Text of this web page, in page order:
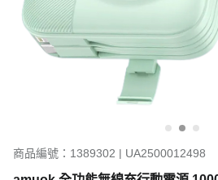
商品編號：1389302 | UA2500012498